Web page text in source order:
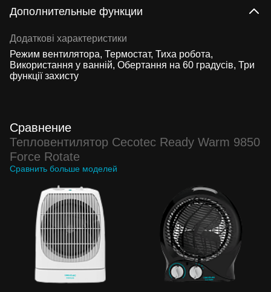
Дополнительные функции
Додаткові характеристики
Режим вентилятора, Термостат, Тиха робота,
Використання у ванній, Обертання на 60 градусів, Три
функції захисту
Сравнение
Тепловентилятор Cecotec Ready Warm 9850
Force Rotate
Сравнить больше моделей